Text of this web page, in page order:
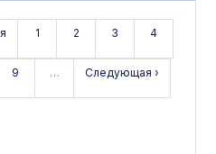
1 2 3 4
9 … Следующая ›